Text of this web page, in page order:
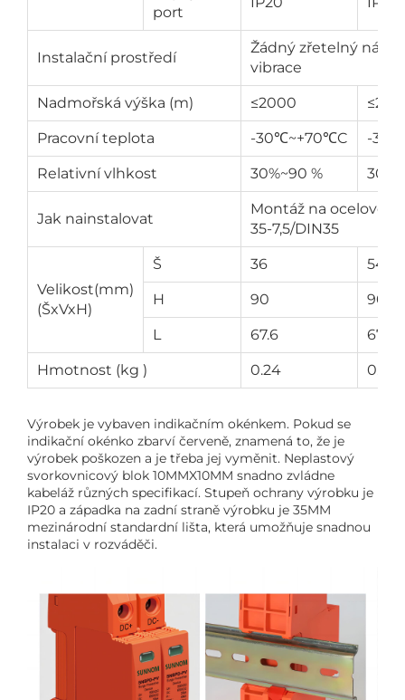
port
Instalační prostředí
Žádný zřetelný náraz
vibrace
Nadmořská výška (m) ≤2000
Pracovní teplota -30℃~+70℃C -
Relativní vlhkost 30%~90 %
Jak nainstalovat
Montáž na ocelovou
35-7,5/DIN35
Velikost(mm)
(ŠxVxH)
Š 36 54
H 90 90
L 67.6 67.6
Hmotnost (kg ) 0.24 0.36
Výrobek je vybaven indikačním okénkem. Pokud se
indikační okénko zbarví červeně, znamená to, že je
výrobek poškozen a je třeba jej vyměnit. Neplastový
svorkovnicový blok 10MMX10MM snadno zvládne
kabeláž různých specifikací. Stupeň ochrany výrobku je
IP20 a západka na zadní straně výrobku je 35MM
mezinárodní standardní lišta, která umožňuje snadnou
instalaci v rozváděči.